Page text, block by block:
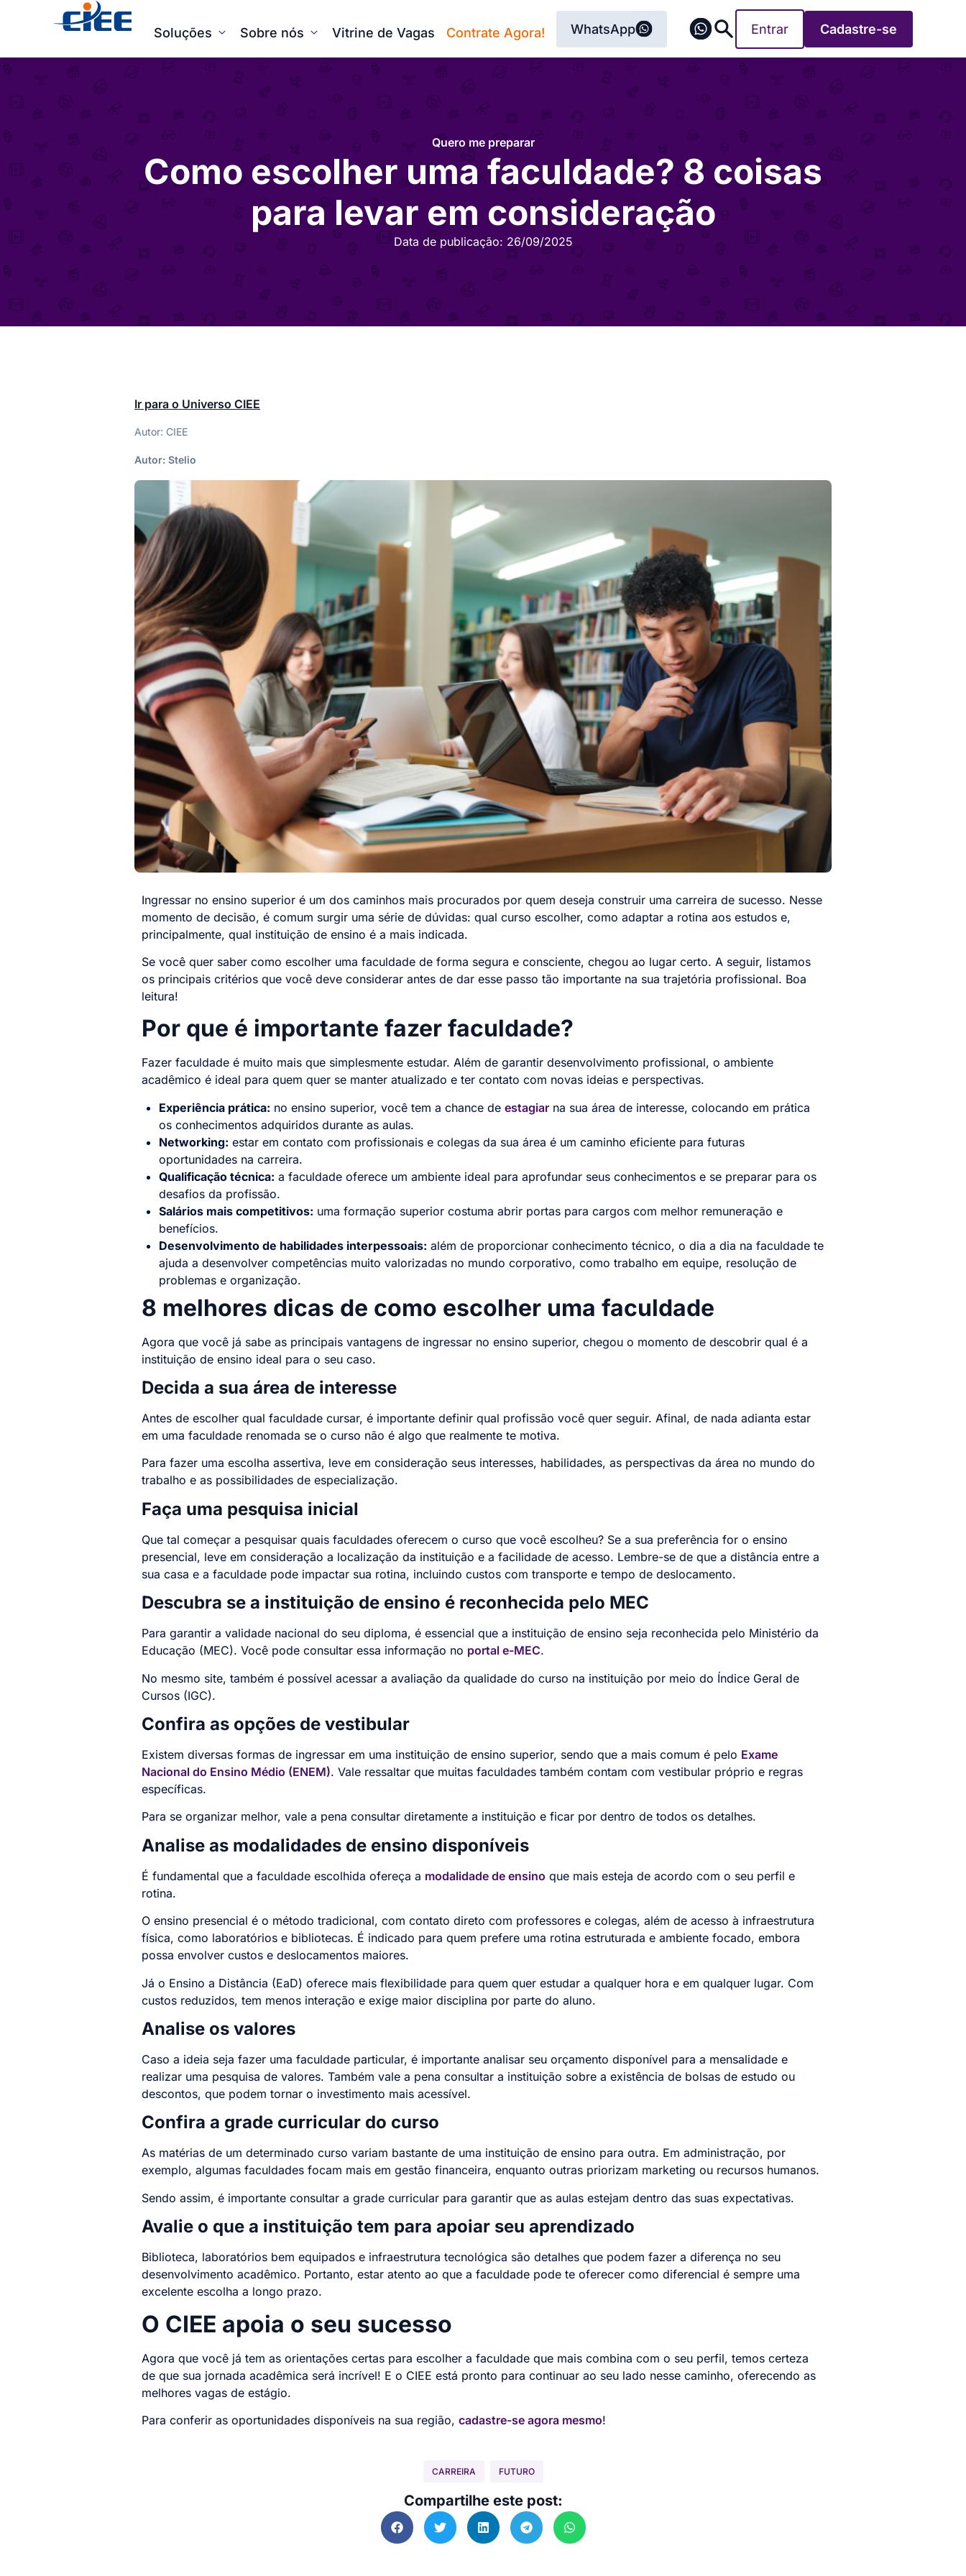
Soluções Sobre nós Vitrine de Vagas Contrate Agora! WhatsApp Entrar Cadastre-se
Quero me preparar
Como escolher uma faculdade? 8 coisas
para levar em consideração
Data de publicação: 26/09/2025
Ir para o Universo CIEE
Autor: CIEE
Autor: Stelio
Ingressar no ensino superior é um dos caminhos mais procurados por quem deseja construir uma carreira de sucesso. Nesse
momento de decisão, é comum surgir uma série de dúvidas: qual curso escolher, como adaptar a rotina aos estudos e,
principalmente, qual instituição de ensino é a mais indicada.
Se você quer saber como escolher uma faculdade de forma segura e consciente, chegou ao lugar certo. A seguir, listamos
os principais critérios que você deve considerar antes de dar esse passo tão importante na sua trajetória profissional. Boa
leitura!
Por que é importante fazer faculdade?
Fazer faculdade é muito mais que simplesmente estudar. Além de garantir desenvolvimento profissional, o ambiente
acadêmico é ideal para quem quer se manter atualizado e ter contato com novas ideias e perspectivas.
Experiência prática: no ensino superior, você tem a chance de estagiar na sua área de interesse, colocando em prática
os conhecimentos adquiridos durante as aulas.
Networking: estar em contato com profissionais e colegas da sua área é um caminho eficiente para futuras
oportunidades na carreira.
Qualificação técnica: a faculdade oferece um ambiente ideal para aprofundar seus conhecimentos e se preparar para os
desafios da profissão.
Salários mais competitivos: uma formação superior costuma abrir portas para cargos com melhor remuneração e
benefícios.
Desenvolvimento de habilidades interpessoais: além de proporcionar conhecimento técnico, o dia a dia na faculdade te
ajuda a desenvolver competências muito valorizadas no mundo corporativo, como trabalho em equipe, resolução de
problemas e organização.
8 melhores dicas de como escolher uma faculdade
Agora que você já sabe as principais vantagens de ingressar no ensino superior, chegou o momento de descobrir qual é a
instituição de ensino ideal para o seu caso.
Decida a sua área de interesse
Antes de escolher qual faculdade cursar, é importante definir qual profissão você quer seguir. Afinal, de nada adianta estar
em uma faculdade renomada se o curso não é algo que realmente te motiva.
Para fazer uma escolha assertiva, leve em consideração seus interesses, habilidades, as perspectivas da área no mundo do
trabalho e as possibilidades de especialização.
Faça uma pesquisa inicial
Que tal começar a pesquisar quais faculdades oferecem o curso que você escolheu? Se a sua preferência for o ensino
presencial, leve em consideração a localização da instituição e a facilidade de acesso. Lembre-se de que a distância entre a
sua casa e a faculdade pode impactar sua rotina, incluindo custos com transporte e tempo de deslocamento.
Descubra se a instituição de ensino é reconhecida pelo MEC
Para garantir a validade nacional do seu diploma, é essencial que a instituição de ensino seja reconhecida pelo Ministério da
Educação (MEC). Você pode consultar essa informação no portal e-MEC.
No mesmo site, também é possível acessar a avaliação da qualidade do curso na instituição por meio do Índice Geral de
Cursos (IGC).
Confira as opções de vestibular
Existem diversas formas de ingressar em uma instituição de ensino superior, sendo que a mais comum é pelo Exame
Nacional do Ensino Médio (ENEM). Vale ressaltar que muitas faculdades também contam com vestibular próprio e regras
específicas.
Para se organizar melhor, vale a pena consultar diretamente a instituição e ficar por dentro de todos os detalhes.
Analise as modalidades de ensino disponíveis
É fundamental que a faculdade escolhida ofereça a modalidade de ensino que mais esteja de acordo com o seu perfil e
rotina.
O ensino presencial é o método tradicional, com contato direto com professores e colegas, além de acesso à infraestrutura
física, como laboratórios e bibliotecas. É indicado para quem prefere uma rotina estruturada e ambiente focado, embora
possa envolver custos e deslocamentos maiores.
Já o Ensino a Distância (EaD) oferece mais flexibilidade para quem quer estudar a qualquer hora e em qualquer lugar. Com
custos reduzidos, tem menos interação e exige maior disciplina por parte do aluno.
Analise os valores
Caso a ideia seja fazer uma faculdade particular, é importante analisar seu orçamento disponível para a mensalidade e
realizar uma pesquisa de valores. Também vale a pena consultar a instituição sobre a existência de bolsas de estudo ou
descontos, que podem tornar o investimento mais acessível.
Confira a grade curricular do curso
As matérias de um determinado curso variam bastante de uma instituição de ensino para outra. Em administração, por
exemplo, algumas faculdades focam mais em gestão financeira, enquanto outras priorizam marketing ou recursos humanos.
Sendo assim, é importante consultar a grade curricular para garantir que as aulas estejam dentro das suas expectativas.
Avalie o que a instituição tem para apoiar seu aprendizado
Biblioteca, laboratórios bem equipados e infraestrutura tecnológica são detalhes que podem fazer a diferença no seu
desenvolvimento acadêmico. Portanto, estar atento ao que a faculdade pode te oferecer como diferencial é sempre uma
excelente escolha a longo prazo.
O CIEE apoia o seu sucesso
Agora que você já tem as orientações certas para escolher a faculdade que mais combina com o seu perfil, temos certeza
de que sua jornada acadêmica será incrível! E o CIEE está pronto para continuar ao seu lado nesse caminho, oferecendo as
melhores vagas de estágio.
Para conferir as oportunidades disponíveis na sua região, cadastre-se agora mesmo!
CARREIRA FUTURO
Compartilhe este post: